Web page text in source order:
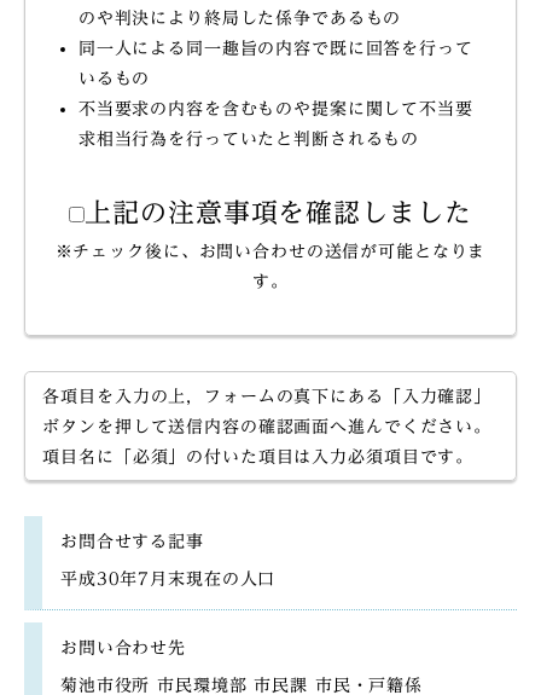
のや判決により終局した係争であるもの
同一人による同一趣旨の内容で既に回答を行って
いるもの
不当要求の内容を含むものや提案に関して不当要
求相当行為を行っていたと判断されるもの
上記の注意事項を確認しました
※チェック後に、お問い合わせの送信が可能となりま
す。
各項目を入力の上，フォームの真下にある「入力確認」
ボタンを押して送信内容の確認画面へ進んでください。
項目名に「必須」の付いた項目は入力必須項目です。
お問合せする記事
平成30年7月末現在の人口
お問い合わせ先
菊池市役所 市民環境部 市民課 市民・戸籍係